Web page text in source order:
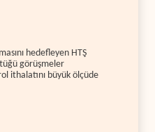
hedefleyen HTŞ
görüşmeler
ithalatını büyük ölçüde